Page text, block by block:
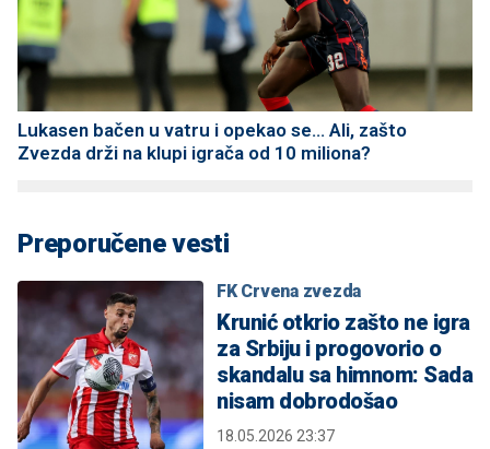
Lukasen bačen u vatru i opekao se... Ali, zašto
Zvezda drži na klupi igrača od 10 miliona?
Preporučene vesti
FK Crvena zvezda
Krunić otkrio zašto ne igra
za Srbiju i progovorio o
skandalu sa himnom: Sada
nisam dobrodošao
18.05.2026 23:37